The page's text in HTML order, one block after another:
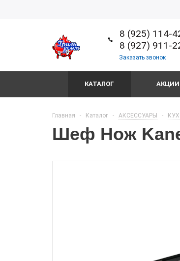
8 (925) 114-
8 (927) 911-
Заказать звонок
КАТАЛОГ АКЦИИ
Главная - Каталог - АКСЕССУАРЫ -
Шеф Нож